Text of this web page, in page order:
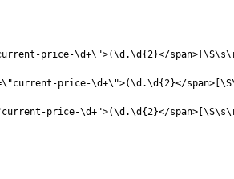
price-\d+\">(\d.\d{2}</
price-\d+\">(\d.\d{2}</
price-\d+">(\d.\d{2}</